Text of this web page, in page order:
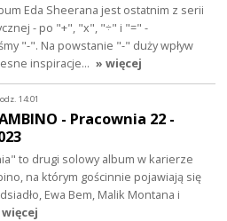
Eda Sheerana jest ostatnim z serii
- po "+", "x", "÷" i "=" -
"-". Na powstanie "-" duży wpływ
inspiracje… » więcej
14:01
- Pracownia 22 -
to drugi solowy album w karierze
na którym gościnnie pojawiają się
Ewa Bem, Malik Montana i